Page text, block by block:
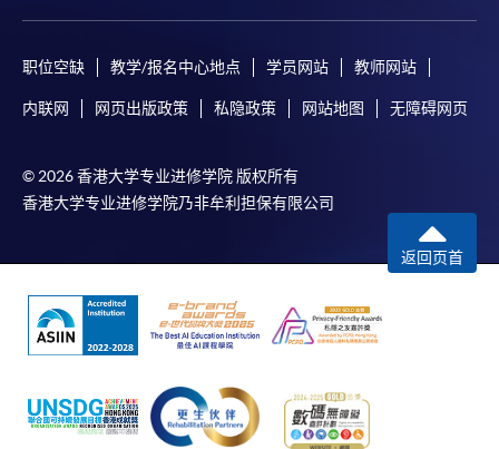
职位空缺 教学/报名中心地点 学员网站 教师网站
内联网 网页出版政策 私隐政策 网站地图 无障碍网页
© 2026 香港大学专业进修学院 版权所有
香港大学专业进修学院乃非牟利担保有限公司
返回页首